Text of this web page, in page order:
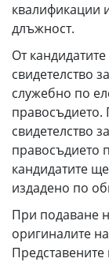
квалификации
длъжност.
От
свидетелство
служебно по
правосъдието.
свидетелство
правосъдието
кандидатите
издадено по
При подаване
оригиналите